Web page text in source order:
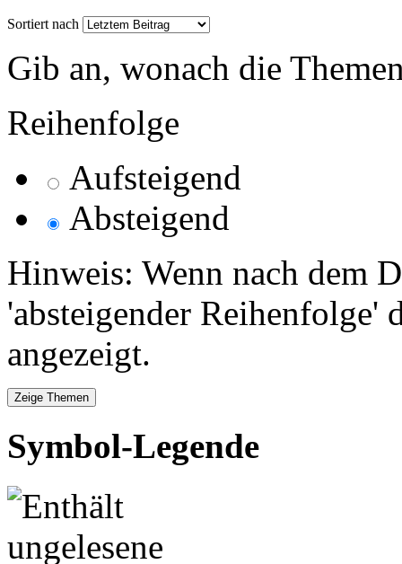
Sortiert nach
Gib an, wonach die
Reihenfolge
Aufsteigend
Absteigend
Hinweis: Wenn nach dem
'absteigender Reihenfolge'
angezeigt.
Symbol-Legende